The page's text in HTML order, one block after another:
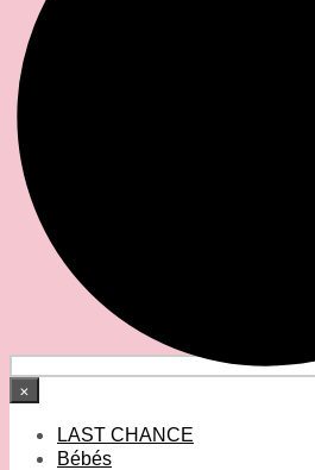
×
LAST CHANCE
Bébés